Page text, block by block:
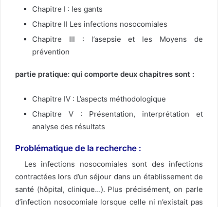
Chapitre I : les gants
Chapitre II Les infections nosocomiales
Chapitre III : l’asepsie et les Moyens de
prévention
partie pratique: qui comporte deux chapitres sont :
Chapitre IV : L’aspects méthodologique
Chapitre V : Présentation, interprétation et
analyse des résultats
Problématique de la recherche :
Les infections nosocomiales sont des infections
contractées lors d’un séjour dans un établissement de
santé (hôpital, clinique…). Plus précisément, on parle
d’infection nosocomiale lorsque celle ni n’existait pas